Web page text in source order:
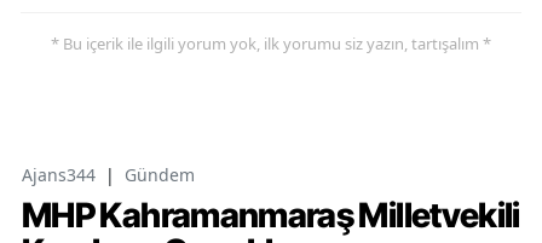
* Bu içerik ile ilgili yorum yok, ilk yorumu siz yazın, tartışalım *
Ajans344 | Gündem
MHP Kahramanmaraş Milletvekili